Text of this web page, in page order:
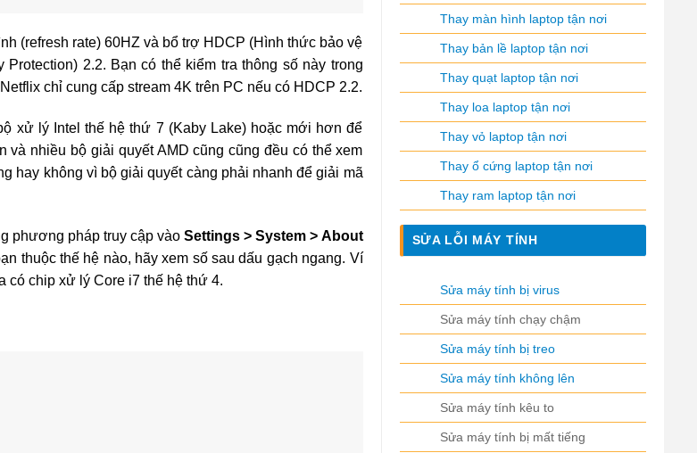
(refresh rate) 60HZ và bổ trợ HDCP (Hình thức bảo vệ
2.2. Bạn có thể kiểm tra thông số này trong
chỉ cung cấp stream 4K trên PC nếu có HDCP 2.2.
xử lý Intel thế hệ thứ 7 (Kaby Lake) hoặc mới hơn để
nhiều bộ giải quyết AMD cũng cũng đều có thể xem
hay không vì bộ giải quyết càng phải nhanh để giải mã
phương pháp truy cập vàoSettings > System > About
thuộc thế hệ nào, hãy xem số sau dấu gạch ngang. Ví
có chip xử lý Core i7 thế hệ thứ 4.
Thay màn hình laptop tận nơi
Thay bản lề laptop tận nơi
Thay quạt laptop tận nơi
Thay loa laptop tận nơi
Thay vỏ laptop tận nơi
Thay ổ cứng laptop tận nơi
Thay ram laptop tận nơi
SỬA LỖI MÁY TÍNH
Sửa máy tính bị virus
Sửa máy tính chạy chậm
Sửa máy tính bị treo
Sửa máy tính không lên
Sửa máy tính kêu to
Sửa máy tính bị mất tiếng